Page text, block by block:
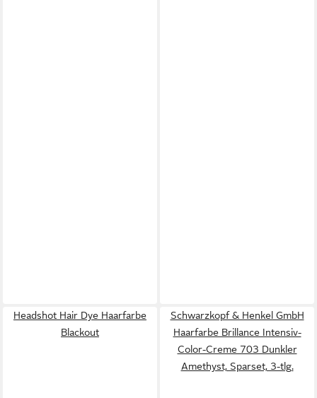
Headshot Hair Dye Haarfarbe
Blackout
Schwarzkopf & Henkel GmbH
Haarfarbe Brillance Intensiv-
Color-Creme 703 Dunkler
Amethyst, Sparset, 3-tlg.